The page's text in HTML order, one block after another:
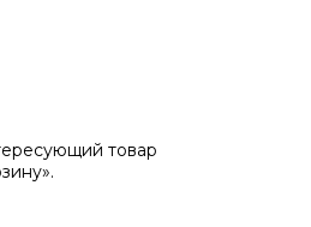
товар